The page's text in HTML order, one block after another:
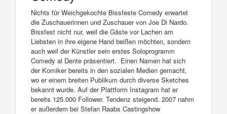
Nichts für Weichgekochte Bissfeste Comedy erwartet
die Zuschauerinnen und Zuschauer von Joe Di Nardo.
Bissfest nicht nur, weil die Gäste vor Lachen am
Liebsten in ihre eigene Hand beißen möchten, sondern
auch weil der Künstler sein erstes Soloprogramm
Comedy al Dente präsentiert. Einen Namen hat sich
der Komiker bereits in den sozialen Medien gemacht,
wo er einem breiten Publikum durch diverse Sketches
bekannt wurde. Auf der Plattform Instagram hat er
bereits 125.000 Follower. Tendenz steigend. 2007 nahm
er außerdem bei Stefan Raabs Castingshow